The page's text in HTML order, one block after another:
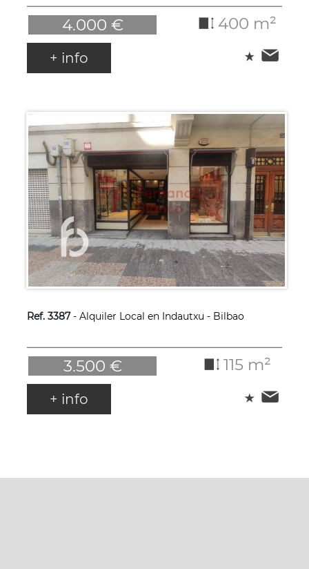
4.000 € 400 m²
+ info
Ref. 3387- Alquiler Local en Indautxu - Bilbao
3.500 € 115 m²
+ info